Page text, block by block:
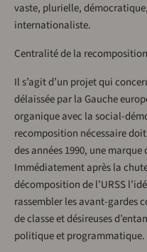
vaste, plurielle,
internationaliste.
Centralité de la
Il s’agit d’un projet qui
délaissée par la Gauche
organique avec la social-
recomposition nécessaire
des années 1990, une
Immédiatement après la
décomposition de l’URSS
rassembler les avant-gardes
de classe et désireuses
politique et programmatique.